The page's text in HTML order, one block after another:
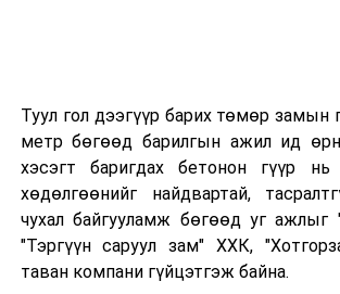
Туул гол дээгүүр барих төмөр замын
метр бөгөөд барилгын ажил ид
хэсэгт баригдах бетонон гүүр
хөдөлгөөнийг найдвартай,
чухал байгууламж бөгөөд уг ажлыг
"Тэргүүн саруул зам" ХХК,
таван компани гүйцэтгэж байна.